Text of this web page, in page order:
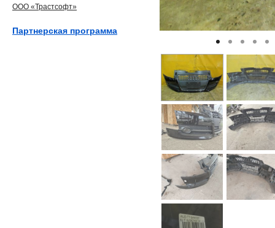
ООО «Трастсофт»
Партнерская программа